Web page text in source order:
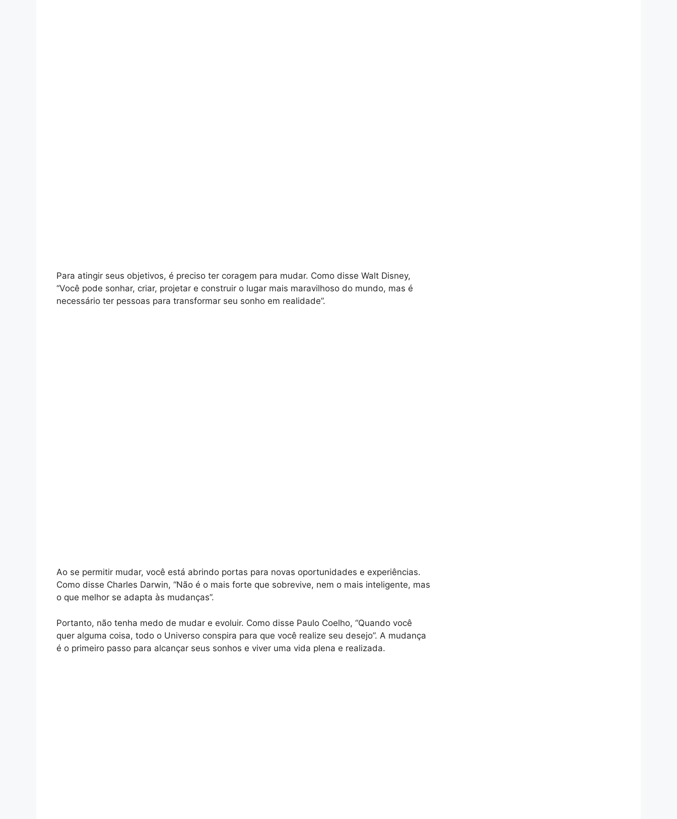
Para atingir seus objetivos, é preciso ter coragem para mudar. Como disse Walt Disney,
“Você pode sonhar, criar, projetar e construir o lugar mais maravilhoso do mundo, mas é
necessário ter pessoas para transformar seu sonho em realidade”.
Ao se permitir mudar, você está abrindo portas para novas oportunidades e experiências.
Como disse Charles Darwin, “Não é o mais forte que sobrevive, nem o mais inteligente, mas
o que melhor se adapta às mudanças”.
Portanto, não tenha medo de mudar e evoluir. Como disse Paulo Coelho, “Quando você
quer alguma coisa, todo o Universo conspira para que você realize seu desejo”. A mudança
é o primeiro passo para alcançar seus sonhos e viver uma vida plena e realizada.